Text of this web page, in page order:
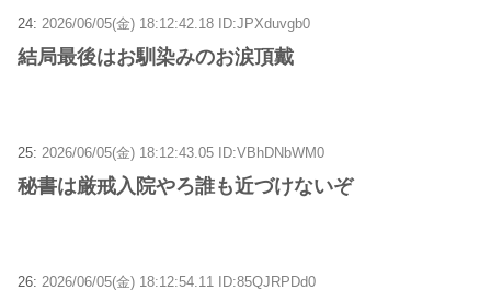
24: 2026/06/05(金) 18:12:42.18 ID:JPXduvgb0
結局最後はお馴染みのお涙頂戴
25: 2026/06/05(金) 18:12:43.05 ID:VBhDNbWM0
秘書は厳戒入院やろ誰も近づけないぞ
26: 2026/06/05(金) 18:12:54.11 ID:85QJRPDd0